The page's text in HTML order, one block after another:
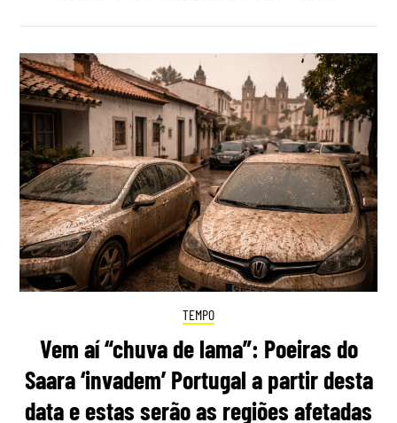
TEMPO
Vem aí “chuva de lama”: Poeiras do
Saara ‘invadem’ Portugal a partir desta
data e estas serão as regiões afetadas